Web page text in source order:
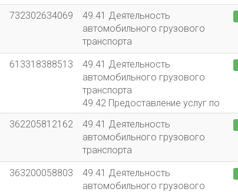
732302634069
49.41 Деятельность
автомобильного грузового
транспорта
613318388513
49.41 Деятельность
автомобильного грузового
транспорта
49.42 Предоставление услуг по
перевозкам
362205812162
49.41 Деятельность
автомобильного грузового
транспорта
363200058803
49.41 Деятельность
автомобильного грузового